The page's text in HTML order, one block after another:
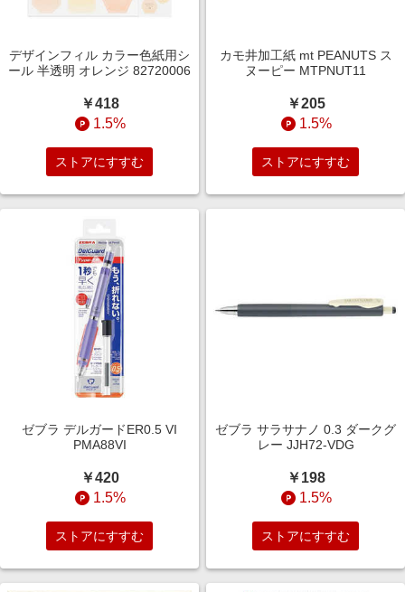
デザインフィル カラー色紙用シ
ール 半透明 オレンジ 82720006
￥418
1.5%
ストアにすすむ
カモ井加工紙 mt PEANUTS ス
ヌーピー MTPNUT11
￥205
1.5%
ストアにすすむ
ゼブラ デルガードER0.5 VI
PMA88VI
￥420
1.5%
ストアにすすむ
ゼブラ サラサナノ 0.3 ダークグ
レー JJH72-VDG
￥198
1.5%
ストアにすすむ